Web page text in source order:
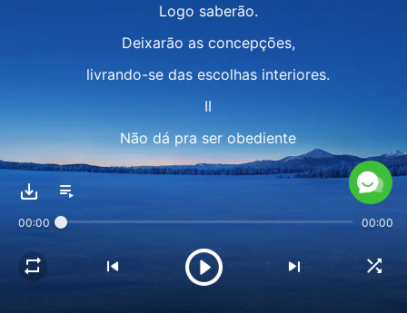
Logo saberão.
Deixarão as concepções,
livrando-se das escolhas interiores.
II
Não dá pra ser obediente
confiando em noções humanas.
Cristo obedeceu até a morte
00:00 00:00